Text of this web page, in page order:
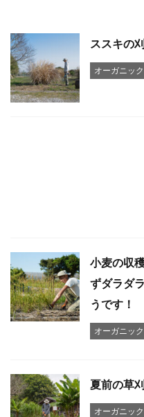
ススキの
オーガニッ
小麦の収
ずダラダ
うです！
オーガニッ
夏前の草
オーガニッ